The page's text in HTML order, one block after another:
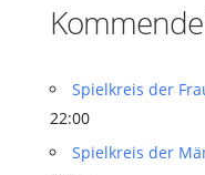
Spielkreis der
22:00
Spielkreis der